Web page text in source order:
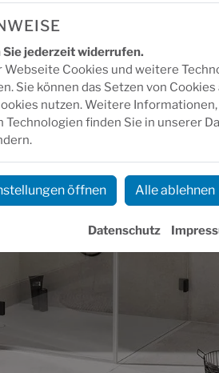
jederzeit widerrufen.
Cookies und weitere
Sie können das Setzen von
nutzen. Weitere
finden Sie in unserer
öffnen Alle ablehnen
Datenschutz